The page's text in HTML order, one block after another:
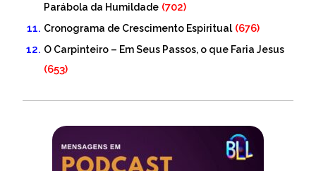
Parábola da Humildade (702)
Cronograma de Crescimento Espiritual (676)
O Carpinteiro – Em Seus Passos, o que Faria Jesus
(653)